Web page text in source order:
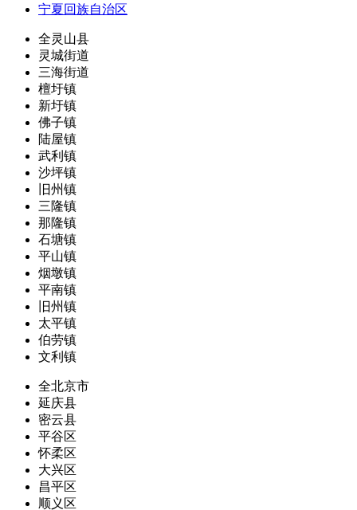
宁夏回族自治区
全灵山县
灵城街道
三海街道
檀圩镇
新圩镇
佛子镇
陆屋镇
武利镇
沙坪镇
旧州镇
三隆镇
那隆镇
石塘镇
平山镇
烟墩镇
平南镇
旧州镇
太平镇
伯劳镇
文利镇
全北京市
延庆县
密云县
平谷区
怀柔区
大兴区
昌平区
顺义区